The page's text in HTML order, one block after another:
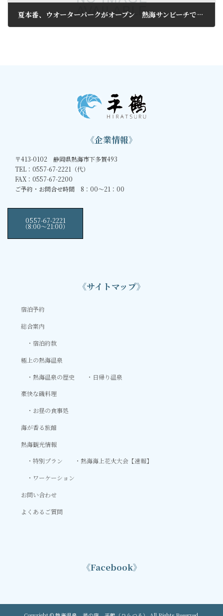
夏本番、ウオーターパークがオープン 熱海サンビーチで安全祈願祭
《企業情報》
〒413-0102 静岡県熱海市下多賀493
TEL：0557-67-2221（代）
FAX：0557-67-2200
ご予約・お問合せ時間 8：00～21：00
0557-67-2221
（8:00〜21:00）
《サイトマップ》
宿泊予約
総合案内
宿泊約款
極上の熱海温泉
熱海温泉の歴史
日帰り温泉
豪快な磯料理
お昼の食事処
海が香る旅館
熱海観光情報
特別プラン
熱海海上花火大会【速報】
ワーケーション
お問い合わせ
よくあるご質問
《Facebook》